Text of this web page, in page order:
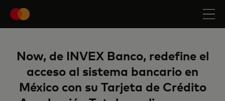
Now, de INVEX Banco, redefine el
acceso al sistema bancario en
México con su Tarjeta de Crédito